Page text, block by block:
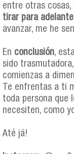
entre otras
tirar para
avanzar, me he
En conclusión,
sido
comienzas a
Te enfrentas a ti
toda persona que
necesiten, como
Até já!